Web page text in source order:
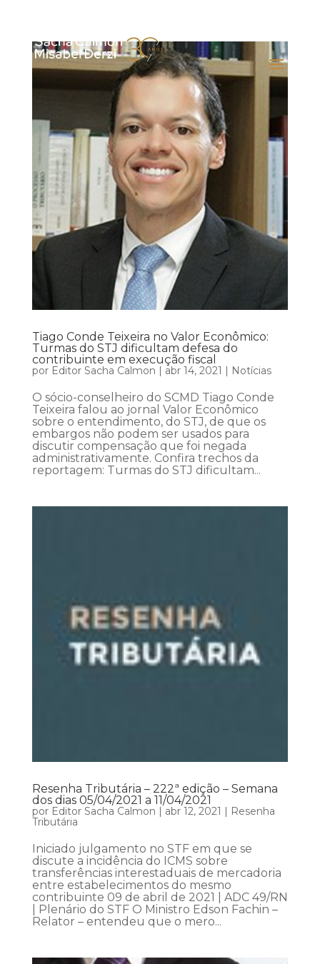
Tiago Conde Teixeira no Valor Econômico:
Turmas do STJ dificultam defesa do
contribuinte em execução fiscal
por Editor Sacha Calmon | abr 14, 2021 | Notícias
O sócio-conselheiro do SCMD Tiago Conde
Teixeira falou ao jornal Valor Econômico
sobre o entendimento, do STJ, de que os
embargos não podem ser usados para
discutir compensação que foi negada
administrativamente. Confira trechos da
reportagem: Turmas do STJ dificultam...
Resenha Tributária – 222ª edição – Semana
dos dias 05/04/2021 a 11/04/2021
por Editor Sacha Calmon | abr 12, 2021 | Resenha
Tributária
Iniciado julgamento no STF em que se
discute a incidência do ICMS sobre
transferências interestaduais de mercadoria
entre estabelecimentos do mesmo
contribuinte 09 de abril de 2021 | ADC 49/RN
| Plenário do STF O Ministro Edson Fachin –
Relator – entendeu que o mero...